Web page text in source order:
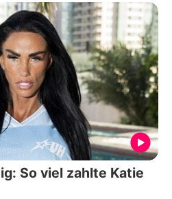
So viel zahlte Katie